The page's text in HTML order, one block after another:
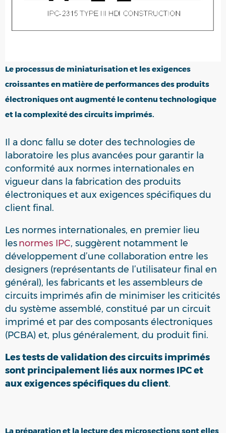
Le processus de miniaturisation et les exigences
croissantes en matière de performances des produits
électroniques ont augmenté le contenu technologique
et la complexité des circuits imprimés.
Il a donc fallu se doter des technologies de
laboratoire les plus avancées pour garantir la
conformité aux normes internationales en
vigueur dans la fabrication des produits
électroniques et aux exigences spécifiques du
client final.
Les normes internationales, en premier lieu
lesnormes IPC, suggèrent notamment le
développement d’une collaboration entre les
designers (représentants de l’utilisateur final en
général), les fabricants et les assembleurs de
circuits imprimés afin de minimiser les criticités
du système assemblé, constitué par un circuit
imprimé et par des composants électroniques
(PCBA) et, plus généralement, du produit fini.
Les tests de validation des circuits imprimés
sont principalement liés aux normes IPC et
aux exigences spécifiques du client.
La préparation et la lecture des microsections sont elles